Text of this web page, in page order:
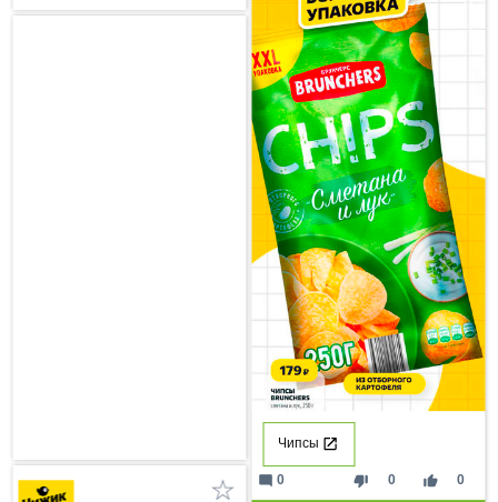
Чипсы
thumb_down 0 thumb_up 0
mode_comment 0